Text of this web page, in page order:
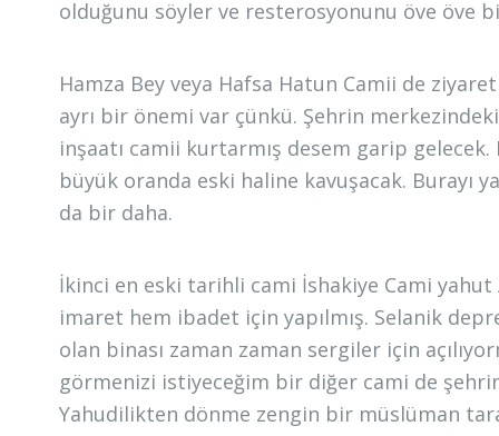
olduğunu söyler ve resterosyonunu öve öve
Hamza Bey veya Hafsa Hatun Camii de
ayrı bir önemi var çünkü. Şehrin
inşaatı camii kurtarmış desem garip
büyük oranda eski haline kavuşacak. Burayı
da bir daha.
İkinci en eski tarihli cami İshakiye Cami
imaret hem ibadet için yapılmış. Selanik
olan binası zaman zaman sergiler için
görmenizi istiyeceğim bir diğer cami de
Yahudilikten dönme zengin bir müslüman